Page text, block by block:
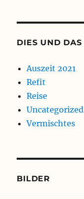
DIES UND DAS
Auszeit 2021
Refit
Reise
Uncategorized
Vermischtes
BILDER